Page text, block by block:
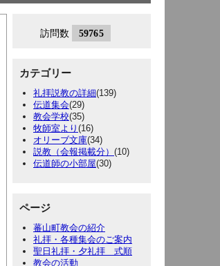
カテゴリー
礼拝説教の詳細(139)
伝道集会(29)
教会学校(35)
牧師室より (16)
オリーブ文庫(34)
説教（会報掲載分） (10)
伝道師の小部屋(30)
ページ
蕃山町教会の紹介
礼拝・各種集会のご案内
聖日礼拝・夕礼拝 式順
教会の活動